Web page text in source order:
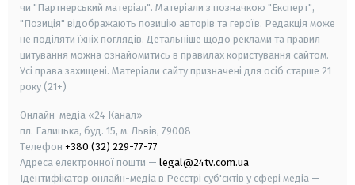
чи "Партнерський матеріал". Матеріали з позначкою "Експерт",
"Позиція" відображають позицію авторів та героїв. Редакція може
не поділяти їхніх поглядів. Детальніше щодо реклами та правил
цитування можна ознайомитись в правилах користування сайтом.
Усі права захищені. Матеріали сайту призначені для осіб старше 21
року (21+)
Онлайн-медіа «24 Канал»
пл. Галицька, буд. 15, м. Львів, 79008
Телефон +380 (32) 229-77-77
Адреса електронної пошти — legal@24tv.com.ua
Ідентифікатор онлайн-медіа в Реєстрі суб'єктів у сфері медіа —